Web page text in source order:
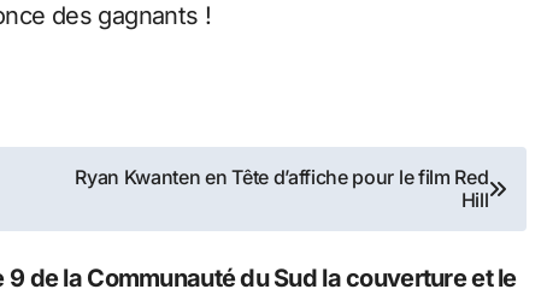
des gagnants !
Ryan Kwanten en Tête d’affiche pour le film Red
Hill
de la Communauté du Sud la couverture et le